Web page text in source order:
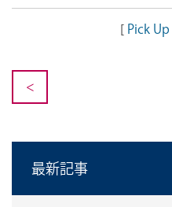
[ Pick Up
<
最新記事